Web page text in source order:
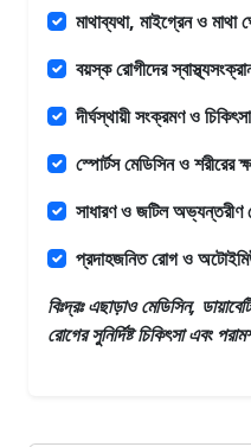
মাথাব্যথা, মাইগ্রেন ও মাথা
বয়স্ক রোগীদের
দীর্ঘস্থায়ী সংক্রমণ ও
স্পোর্টস মেডিসিন ও শরীরের
সাধারণ ও জটিল অভ্যন্তরীণ
প্রদাহজনিত রোগ ও
বিঃদ্রঃ এছাড়াওমেডিসিন,
রোগের সুনির্দিষ্ট চিকিৎসা এবং